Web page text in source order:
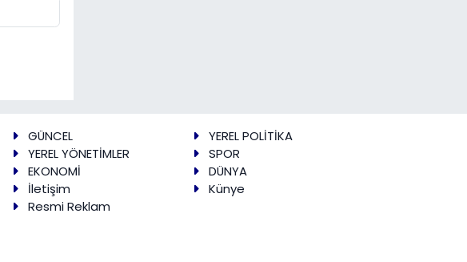
GÜNCEL
YEREL POLİTİKA
YEREL YÖNETİMLER
SPOR
EKONOMİ
DÜNYA
İletişim
Künye
Resmi Reklam